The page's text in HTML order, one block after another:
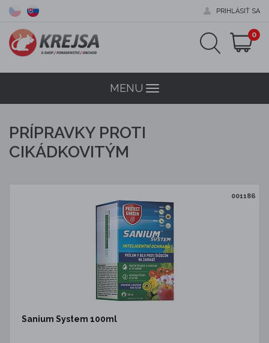
PRIHLÁSIŤ SA
0
MENU Menu
PRÍPRAVKY PROTI
CIKÁDKOVITÝM
001186
Sanium System 100ml